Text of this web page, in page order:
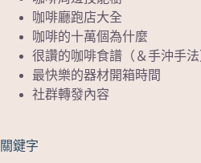
咖啡廳跑店大全
咖啡的十萬個為什麼
很讚的咖啡食譜（＆手沖手法
最快樂的器材開箱時間
社群轉發內容
關鍵字